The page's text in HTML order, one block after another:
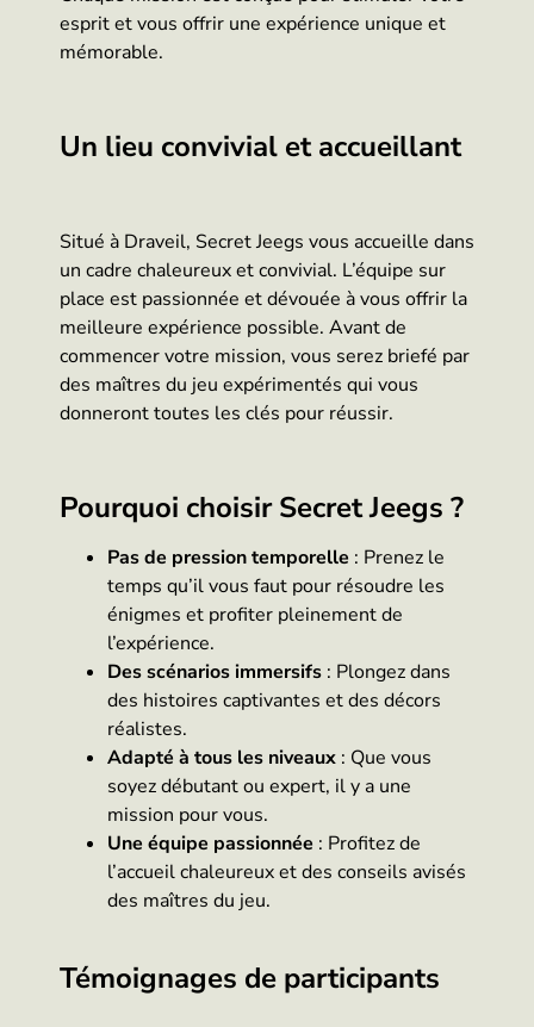
esprit et vous offrir une expérience unique et
mémorable.
Un lieu convivial et accueillant
Situé à Draveil, Secret Jeegs vous accueille dans
un cadre chaleureux et convivial. L’équipe sur
place est passionnée et dévouée à vous offrir la
meilleure expérience possible. Avant de
commencer votre mission, vous serez briefé par
des maîtres du jeu expérimentés qui vous
donneront toutes les clés pour réussir.
Pourquoi choisir Secret Jeegs ?
Pas de pression temporelle : Prenez le
temps qu’il vous faut pour résoudre les
énigmes et profiter pleinement de
l’expérience.
Des scénarios immersifs : Plongez dans
des histoires captivantes et des décors
réalistes.
Adapté à tous les niveaux : Que vous
soyez débutant ou expert, il y a une
mission pour vous.
Une équipe passionnée : Profitez de
l’accueil chaleureux et des conseils avisés
des maîtres du jeu.
Témoignages de participants